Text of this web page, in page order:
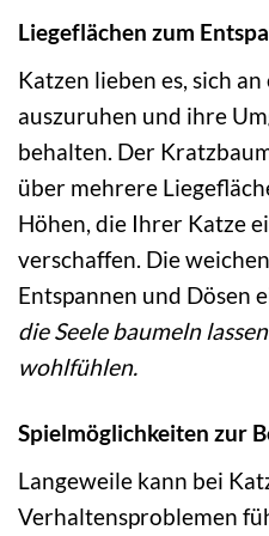
Liegeflächen zum
Katzen lieben es, sich
auszuruhen und ihre
behalten. Der
über mehrere
Höhen, die Ihrer Katze
verschaffen. Die
Entspannen und Dösen
die Seele baumeln
wohlfühlen.
Spielmöglichkeiten zur
Langeweile kann bei
Verhaltensproblemen